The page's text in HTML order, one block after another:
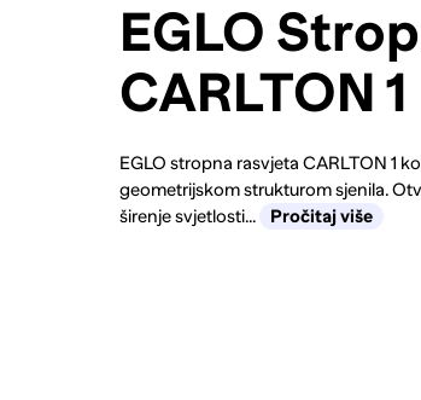
EGLO
CARLTON 1
EGLO stropna rasvjeta CARLTON 1
geometrijskom strukturom sjenila.
širenje svjetlosti...
Pročitaj više